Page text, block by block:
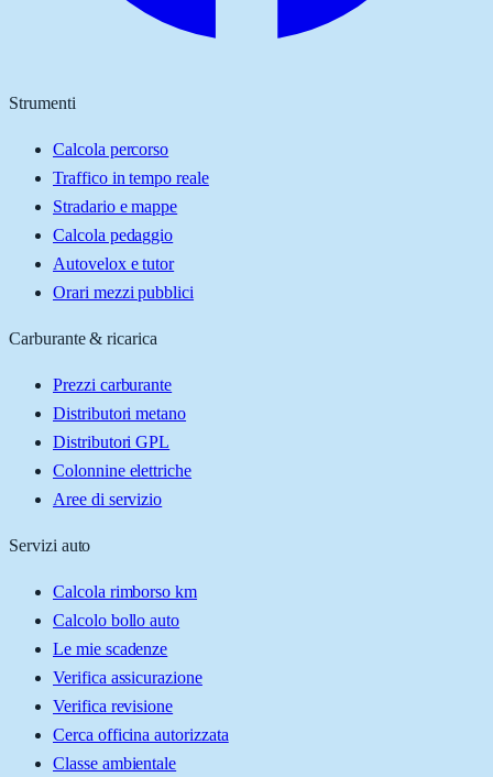
Strumenti
Calcola percorso
Traffico in tempo reale
Stradario e mappe
Calcola pedaggio
Autovelox e tutor
Orari mezzi pubblici
Carburante & ricarica
Prezzi carburante
Distributori metano
Distributori GPL
Colonnine elettriche
Aree di servizio
Servizi auto
Calcola rimborso km
Calcolo bollo auto
Le mie scadenze
Verifica assicurazione
Verifica revisione
Cerca officina autorizzata
Classe ambientale